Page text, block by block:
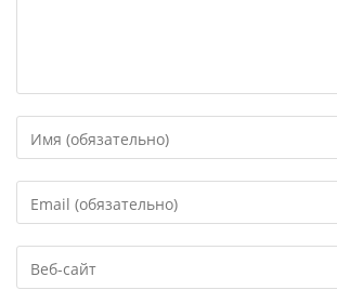
свое
или
имя
чтобы
прокомментировать
свой
адрес,
чтобы
URL